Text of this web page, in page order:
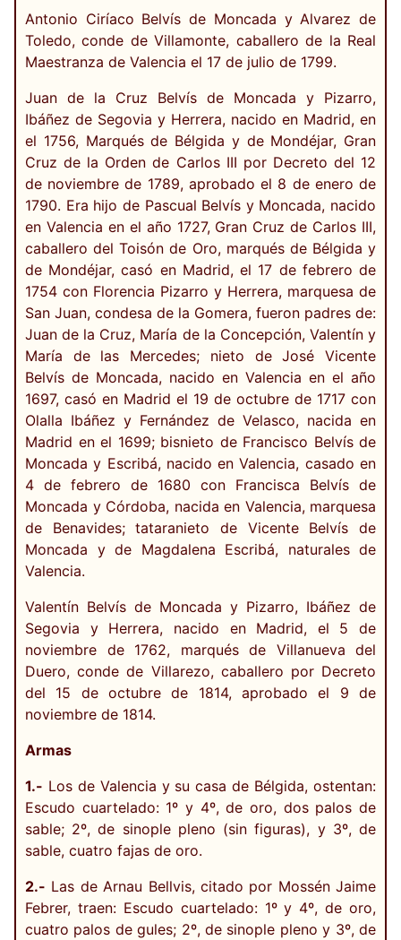
Antonio Ciríaco Belvís de Moncada y Alvarez de
Toledo, conde de Villamonte, caballero de la Real
Maestranza de Valencia el 17 de julio de 1799.
Juan de la Cruz Belvís de Moncada y Pizarro,
Ibáñez de Segovia y Herrera, nacido en Madrid, en
el 1756, Marqués de Bélgida y de Mondéjar, Gran
Cruz de la Orden de Carlos III por Decreto del 12
de noviembre de 1789, aprobado el 8 de enero de
1790. Era hijo de Pascual Belvís y Moncada, nacido
en Valencia en el año 1727, Gran Cruz de Carlos III,
caballero del Toisón de Oro, marqués de Bélgida y
de Mondéjar, casó en Madrid, el 17 de febrero de
1754 con Florencia Pizarro y Herrera, marquesa de
San Juan, condesa de la Gomera, fueron padres de:
Juan de la Cruz, María de la Concepción, Valentín y
María de las Mercedes; nieto de José Vicente
Belvís de Moncada, nacido en Valencia en el año
1697, casó en Madrid el 19 de octubre de 1717 con
Olalla Ibáñez y Fernández de Velasco, nacida en
Madrid en el 1699; bisnieto de Francisco Belvís de
Moncada y Escribá, nacido en Valencia, casado en
4 de febrero de 1680 con Francisca Belvís de
Moncada y Córdoba, nacida en Valencia, marquesa
de Benavides; tataranieto de Vicente Belvís de
Moncada y de Magdalena Escribá, naturales de
Valencia.
Valentín Belvís de Moncada y Pizarro, Ibáñez de
Segovia y Herrera, nacido en Madrid, el 5 de
noviembre de 1762, marqués de Villanueva del
Duero, conde de Villarezo, caballero por Decreto
del 15 de octubre de 1814, aprobado el 9 de
noviembre de 1814.
Armas
1.- Los de Valencia y su casa de Bélgida, ostentan:
Escudo cuartelado: 1º y 4º, de oro, dos palos de
sable; 2º, de sinople pleno (sin figuras), y 3º, de
sable, cuatro fajas de oro.
2.- Las de Arnau Bellvis, citado por Mossén Jaime
Febrer, traen: Escudo cuartelado: 1º y 4º, de oro,
cuatro palos de gules; 2º, de sinople pleno y 3º, de